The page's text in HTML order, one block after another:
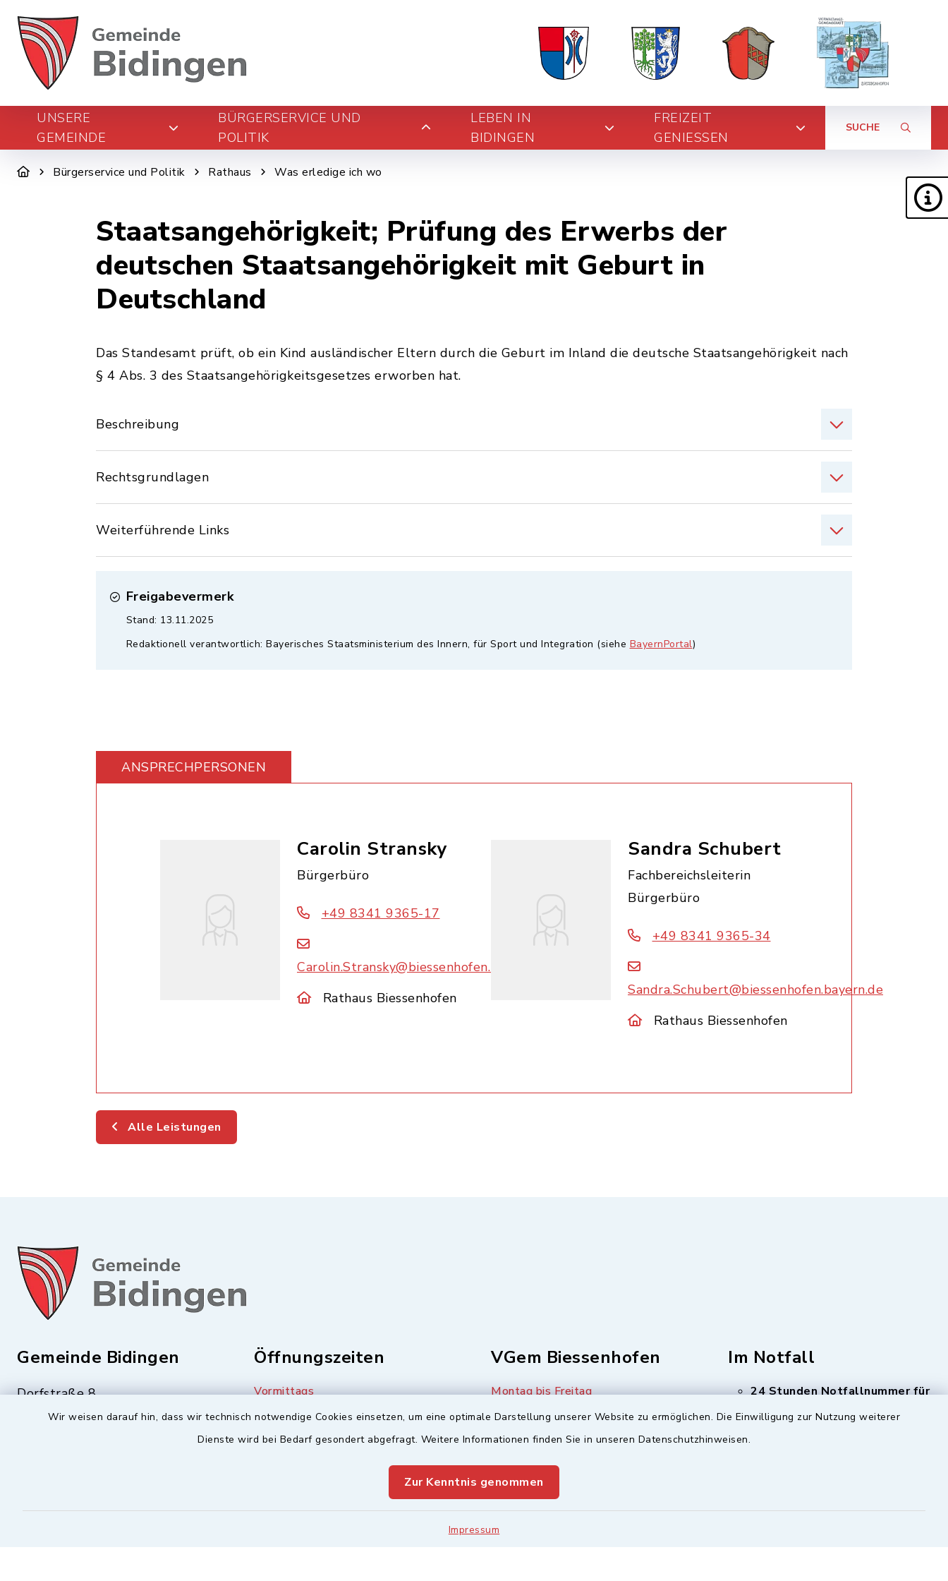
Wir weisen darauf hin, dass wir technisch notwendige Cookies einsetzen, um eine optimale Darstellung unserer Website zu ermöglichen. Die Einwilligung zur Nutzung weiterer
Dienste wird bei Bedarf gesondert abgefragt. Weitere Informationen finden Sie in unseren Datenschutzhinweisen.
Zur Kenntnis genommen
Impressum
UNSERE
GEMEINDE
BÜRGERSERVICE UND
POLITIK
LEBEN IN
BIDINGEN
FREIZEIT
GENIESSEN
SUCHE
Bürgerservice und Politik Rathaus Was erledige ich wo
Staatsangehörigkeit; Prüfung des Erwerbs der
deutschen Staatsangehörigkeit mit Geburt in
Deutschland
Das Standesamt prüft, ob ein Kind ausländischer Eltern durch die Geburt im Inland die deutsche Staatsangehörigkeit nach
§ 4 Abs. 3 des Staatsangehörigkeitsgesetzes erworben hat.
Beschreibung
Rechtsgrundlagen
Weiterführende Links
Freigabevermerk
Stand: 13.11.2025
Redaktionell verantwortlich: Bayerisches Staatsministerium des Innern, für Sport und Integration (siehe BayernPortal)
ANSPRECHPERSONEN
Carolin Stransky
Bürgerbüro
+49 8341 9365-17
Carolin.Stransky@biessenhofen.bayern.de
Rathaus Biessenhofen
Sandra Schubert
Fachbereichsleiterin
Bürgerbüro
+49 8341 9365-34
Sandra.Schubert@biessenhofen.bayern.de
Rathaus Biessenhofen
Alle Leistungen
Gemeinde Bidingen
Dorfstraße 8
87651 Bidingen
Öffnungszeiten
Vormittags
Dienstag 08:00-12:00 Uhr
Mittwoch 16:00-18:00 Uhr
VGem Biessenhofen
Montag bis Freitag
8:00-12:00 Uhr
Montag (nur Bürgerbüro)
14:00-17:00 Uhr
Mittwoch zusätzlich
16:00-18:00 Uhr
Im Notfall
24 Stunden Notfallnummer für
08348 1261